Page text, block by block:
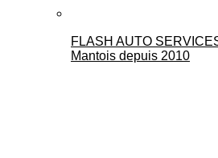
FLASH AUTO
Mantois depuis 2010